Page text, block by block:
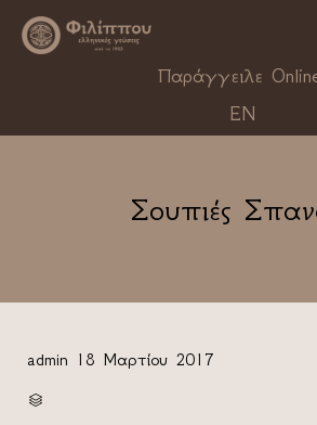
Παράγγειλε
EN
Σουπιές
admin 18 Μαρτίου 2017
